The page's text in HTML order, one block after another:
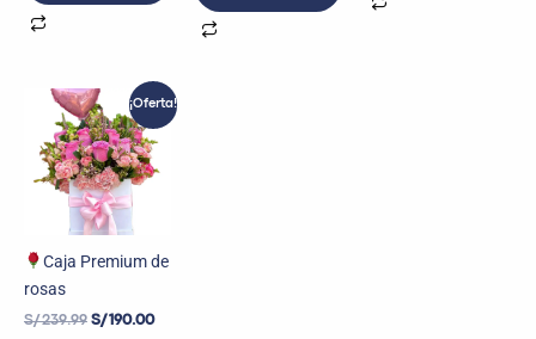
¡Oferta!
Caja Premium de
rosas
S/239.99
El
precio
original
era:
S/ 239.99.
S/190.00
El
precio
S/ 190.00.